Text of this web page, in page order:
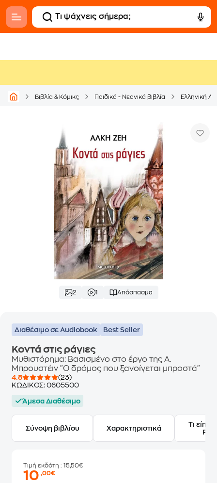
Βιβλία & Κόμικς Παιδικά - Νεανικά βιβλία Ελληνική
2 1 Απόσπασμα
Διαθέσιμο σε Audiobook Best Seller
Κοντά στις ράγιες
Μυθιστόρημα: Βασισμένο στο έργο της Α.
Μπρουστέιν "Ο δρόμος που ξανοίγεται μπροστά"
4.8
(23)
ΚΩΔΙΚΟΣ: 0605500
Άμεσα Διαθέσιμο
Σύνοψη βιβλίου Χαρακτηριστικά
Τι
Τιμή εκδότη : 15,50€
10,00€